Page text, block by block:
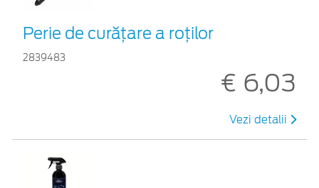
Perie de curățare a roților
2839483
€ 6,03
Vezi detalii